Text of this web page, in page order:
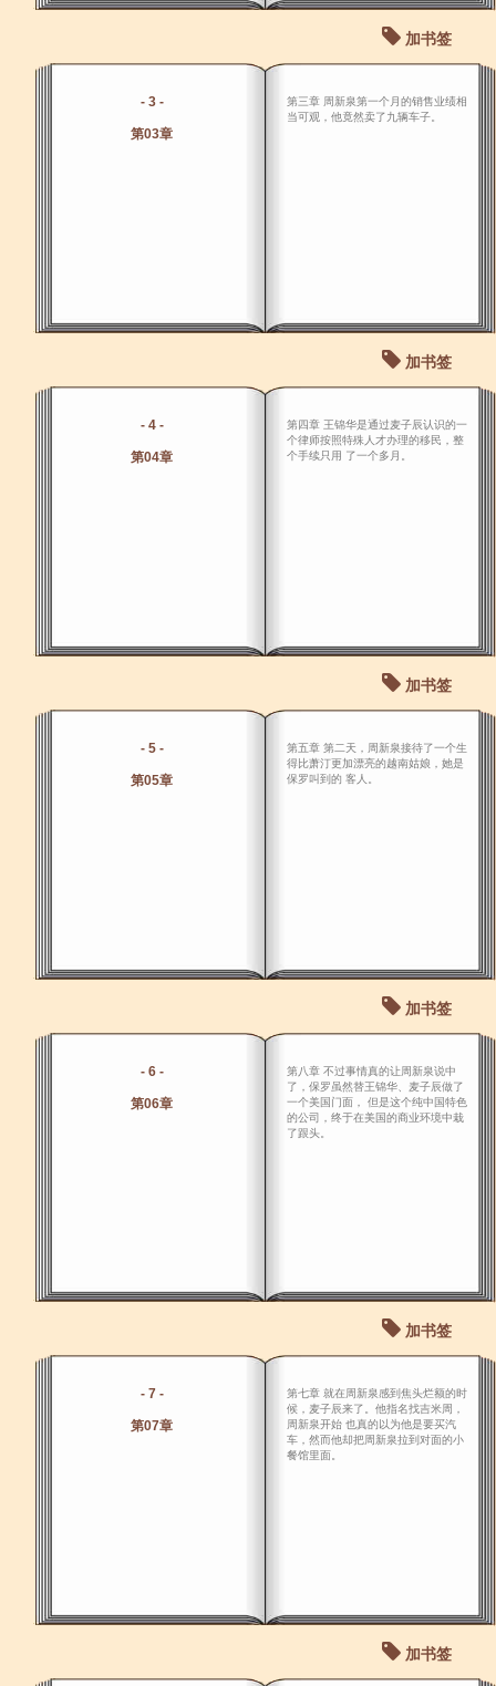
加书签
- 3 -
第03章
第三章 周新泉第一个月的销售业绩相
当可观，他竟然卖了九辆车子。
加书签
- 4 -
第04章
第四章 王锦华是通过麦子辰认识的一
个律师按照特殊人才办理的移民，整
个手续只用 了一个多月。
加书签
- 5 -
第05章
第五章 第二天，周新泉接待了一个生
得比萧汀更加漂亮的越南姑娘，她是
保罗叫到的 客人。
加书签
- 6 -
第06章
第八章 不过事情真的让周新泉说中
了，保罗虽然替王锦华、麦子辰做了
一个美国门面， 但是这个纯中国特色
的公司，终于在美国的商业环境中栽
了跟头。
加书签
- 7 -
第07章
第七章 就在周新泉感到焦头烂额的时
候，麦子辰来了。他指名找吉米周，
周新泉开始 也真的以为他是要买汽
车，然而他却把周新泉拉到对面的小
餐馆里面。
加书签